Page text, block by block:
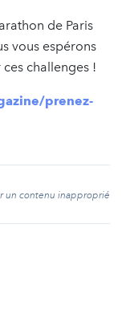
de Paris
vous espérons
challenges !
prenez-
un contenu inapproprié